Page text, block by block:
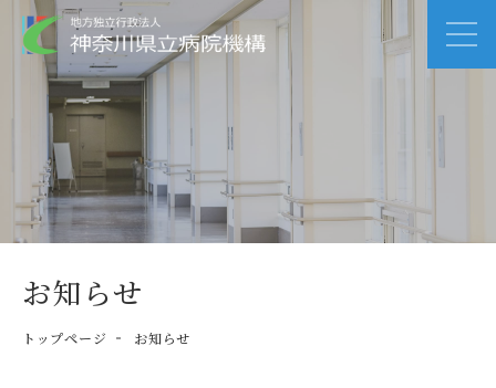
お知らせ
トップページ お知らせ